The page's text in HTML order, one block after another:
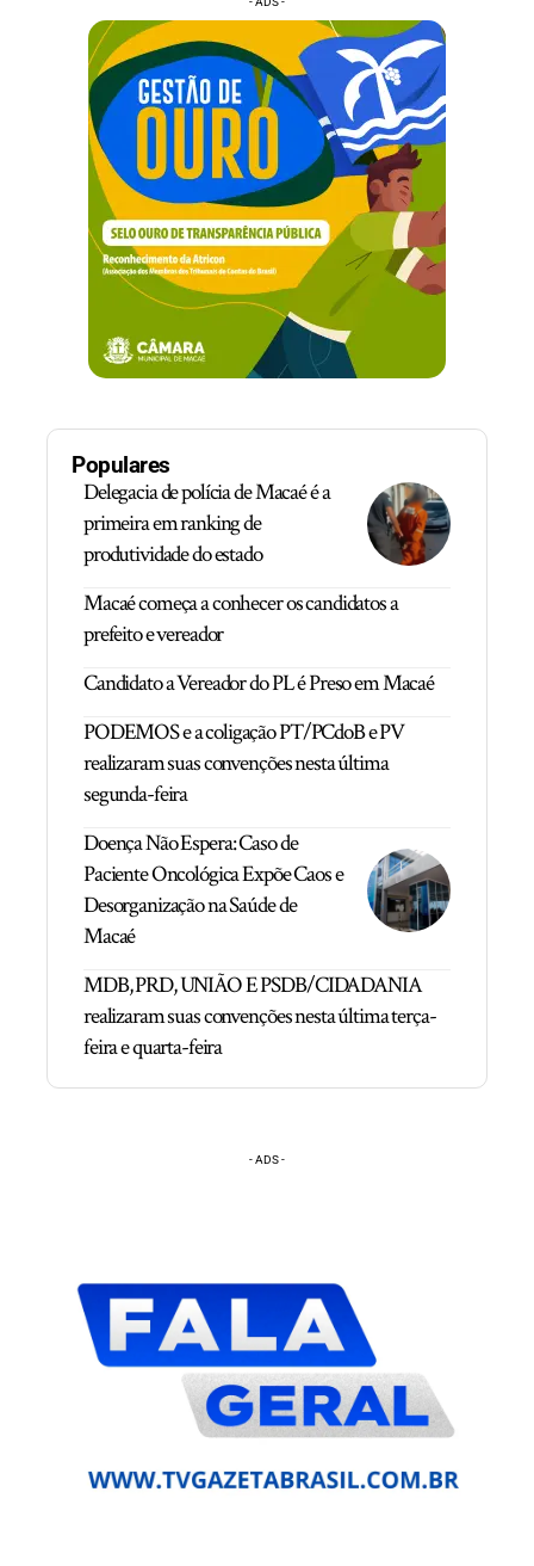
Populares
Delegacia de polícia de Macaé é a
primeira em ranking de
produtividade do estado
Macaé começa a conhecer os candidatos a
prefeito e vereador
Candidato a Vereador do PL é Preso em Macaé
PODEMOS e a coligação PT/PCdoB e PV
realizaram suas convenções nesta última
segunda-feira
Doença Não Espera: Caso de
Paciente Oncológica Expõe Caos e
Desorganização na Saúde de
Macaé
MDB, PRD, UNIÃO E PSDB/CIDADANIA
realizaram suas convenções nesta última terça-
feira e quarta-feira
- ADS -